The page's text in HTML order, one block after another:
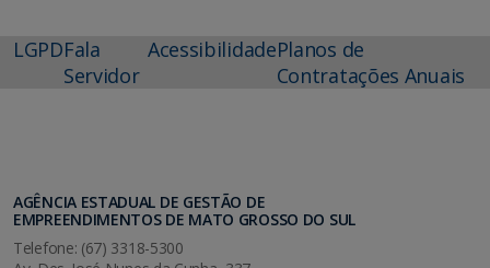
LGPDFala
Servidor
AcessibilidadePlanos de
Contratações Anuais
AGÊNCIA ESTADUAL DE GESTÃO DE
EMPREENDIMENTOS DE MATO GROSSO DO SUL
Telefone: (67) 3318-5300